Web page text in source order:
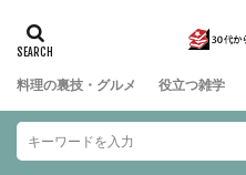
料理の裏技・グルメ 役立つ雑学